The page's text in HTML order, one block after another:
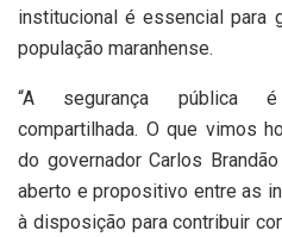
institucional é essencial para
população maranhense.
“A segurança pública é
compartilhada. O que vimos
do governador Carlos
aberto e propositivo entre as
à disposição para contribuir